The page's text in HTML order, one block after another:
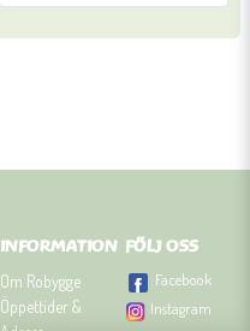
INFORMATION
Om Robygge
Öppettider &
FÖLJ OSS
Facebook
Instagram